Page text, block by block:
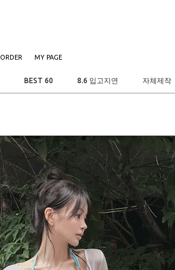
ORDER MY PAGE
BEST 60 8.6 입고지연 자체제작